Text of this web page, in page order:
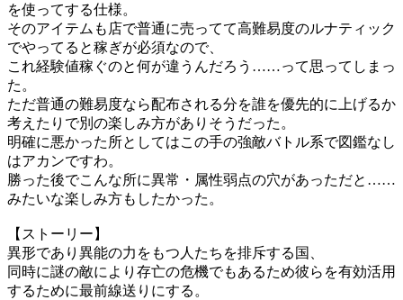
を使ってする仕様。
そのアイテムも店で普通に売ってて高難易度のルナティック
でやってると稼ぎが必須なので、
これ経験値稼ぐのと何が違うんだろう……って思ってしまっ
た。
ただ普通の難易度なら配布される分を誰を優先的に上げるか
考えたりで別の楽しみ方がありそうだった。
明確に悪かった所としてはこの手の強敵バトル系で図鑑なし
はアカンですわ。
勝った後でこんな所に異常・属性弱点の穴があっただと……
みたいな楽しみ方もしたかった。
【ストーリー】
異形であり異能の力をもつ人たちを排斥する国、
同時に謎の敵により存亡の危機でもあるため彼らを有効活用
するために最前線送りにする。